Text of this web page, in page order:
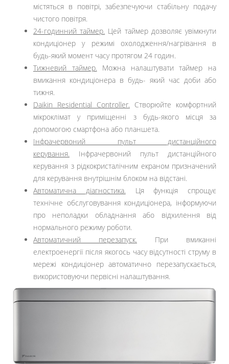
містяться в повітрі, забезпечуючи стабільну подачу
чистого повітря.
24-годинний таймер. Цей таймер дозволяє увімкнути
кондиціонер у режимі охолодження/нагрівання в
будь-який момент часу протягом 24 годин.
Тижневий таймер. Можна налаштувати таймер на
вмикання кондиціонера в будь- який час доби або
тижня.
Daikin Residential Controller. Створюйте комфортний
мікроклімат у приміщенні з будь-якого місця за
допомогою смартфона або планшета.
Інфрачервоний пульт дистанційного
керування. Інфрачервоний пульт дистанційного
керування з рідкокристалічним екраном призначений
для керування внутрішнім блоком на відстані.
Автоматична діагностика. Ця функція спрощує
технічне обслуговування кондиціонера, інформуючи
про неполадки обладнання або відхилення від
нормального режиму роботи.
Автоматичний перезапуск. При вмиканні
електроенергії після якогось часу відсутності струму в
мережі кондиціонер автоматично перезапускається,
використовуючи первісні налаштування.